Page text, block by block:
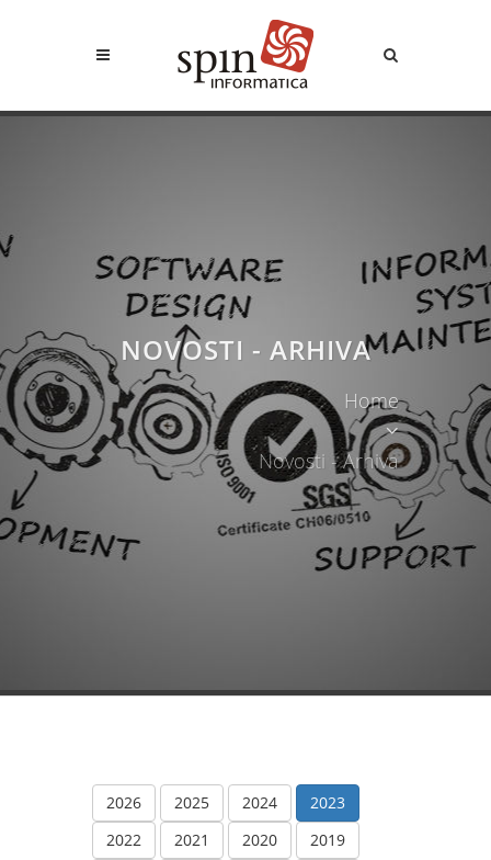
NOVOSTI - ARHIVA
Home
Novosti - Arhiva
2026 2025 2024
2023
2022
2021 2020
2019